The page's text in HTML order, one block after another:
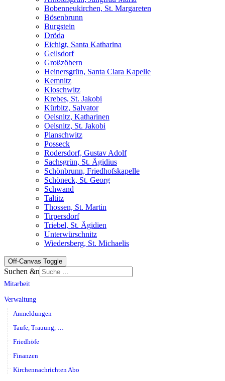
Bobenneukirchen, St. Margareten
Bösenbrunn
Burgstein
Dröda
Eichigt, Santa Katharina
Geilsdorf
Großzöbern
Heinersgrün, Santa Clara Kapelle
Kemnitz
Kloschwitz
Krebes, St. Jakobi
Kürbitz, Salvator
Oelsnitz, Katharinen
Oelsnitz, St. Jakobi
Planschwitz
Posseck
Rodersdorf, Gustav Adolf
Sachsgrün, St. Ägidius
Schönbrunn, Friedhofskapelle
Schöneck, St. Georg
Schwand
Taltitz
Thossen, St. Martin
Tirpersdorf
Triebel, St. Ägidien
Unterwürschnitz
Wiedersberg, St. Michaelis
Off-Canvas Toggle
Suchen &n
Mitarbeit
Verwaltung
Anmeldungen
Taufe, Trauung, …
Friedhöfe
Finanzen
Kirchennachrichten Abo